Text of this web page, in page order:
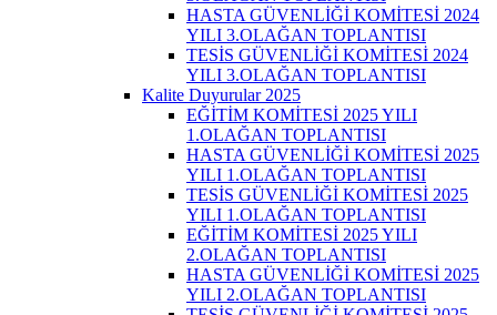
HASTA GÜVENLİĞİ KOMİTESİ 2024
YILI 3.OLAĞAN TOPLANTISI
TESİS GÜVENLİĞİ KOMİTESİ 2024
YILI 3.OLAĞAN TOPLANTISI
Kalite Duyurular 2025
EĞİTİM KOMİTESİ 2025 YILI
1.OLAĞAN TOPLANTISI
HASTA GÜVENLİĞİ KOMİTESİ 2025
YILI 1.OLAĞAN TOPLANTISI
TESİS GÜVENLİĞİ KOMİTESİ 2025
YILI 1.OLAĞAN TOPLANTISI
EĞİTİM KOMİTESİ 2025 YILI
2.OLAĞAN TOPLANTISI
HASTA GÜVENLİĞİ KOMİTESİ 2025
YILI 2.OLAĞAN TOPLANTISI